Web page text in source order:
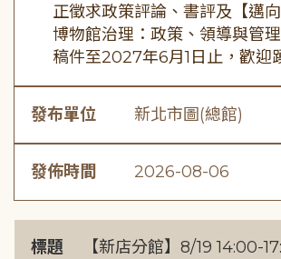
正徵求政策評論、書評及【邁
博物館治理：政策、領導與管
稿件至2027年6月1日止，歡迎
發布單位 新北市圖(總館)
發佈時間 2026-08-06
標題
【新店分館】8/19 14:00-